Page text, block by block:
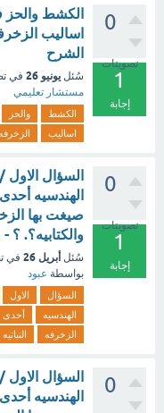
0
تصويتات
1
إجابة
الكشط والحز
اساليب
الشرح
سُئل يونيو 26 في
مستشار تعليمي
الكشط والحز
اساليب
0
تصويتات
1
إجابة
السؤال الاول
الهندسيه
صيغت بها
والكتابيه؟. ؟
سُئل أبريل 26 في
بواسطة عبود
السؤال الاول
الهندسيه
أحدى
الزخرفه
النباتيه
0
السؤال الاول
الهندسيه